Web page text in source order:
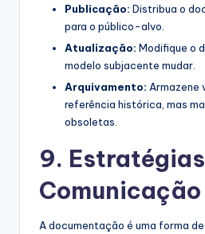
Publicação: Distribua o
para o público-alvo.
Atualização: Modifique o
modelo subjacente mudar.
Arquivamento: Armazene
referência histórica, mas
obsoletas.
9.
Comunicação
A documentação é uma forma